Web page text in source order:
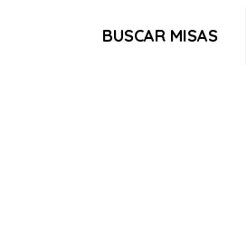
BUSCAR MISAS